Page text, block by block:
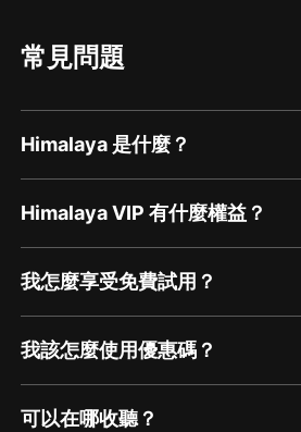
常見問題
Himalaya 是什麼？
Himalaya VIP 有什麼權益？
我怎麼享受免費試用？
我該怎麼使用優惠碼？
可以在哪收聽？